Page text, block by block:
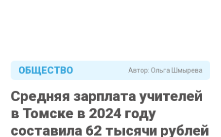
Средняя зарплата учителей
в Томске в 2024 году
составила 62 тысячи рублей